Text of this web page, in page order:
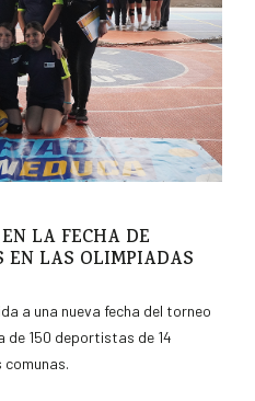
LA FECHA DE
LAS OLIMPIADAS
a una nueva fecha del torneo
de 150 deportistas de 14